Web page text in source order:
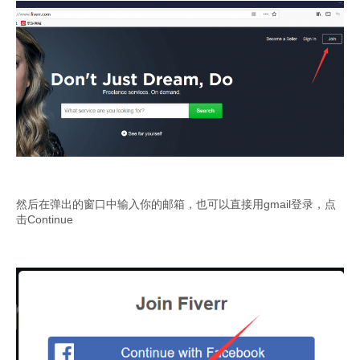
然后在弹出的窗口中输入你的邮箱，也可以直接用gmail登录，点
击Continue